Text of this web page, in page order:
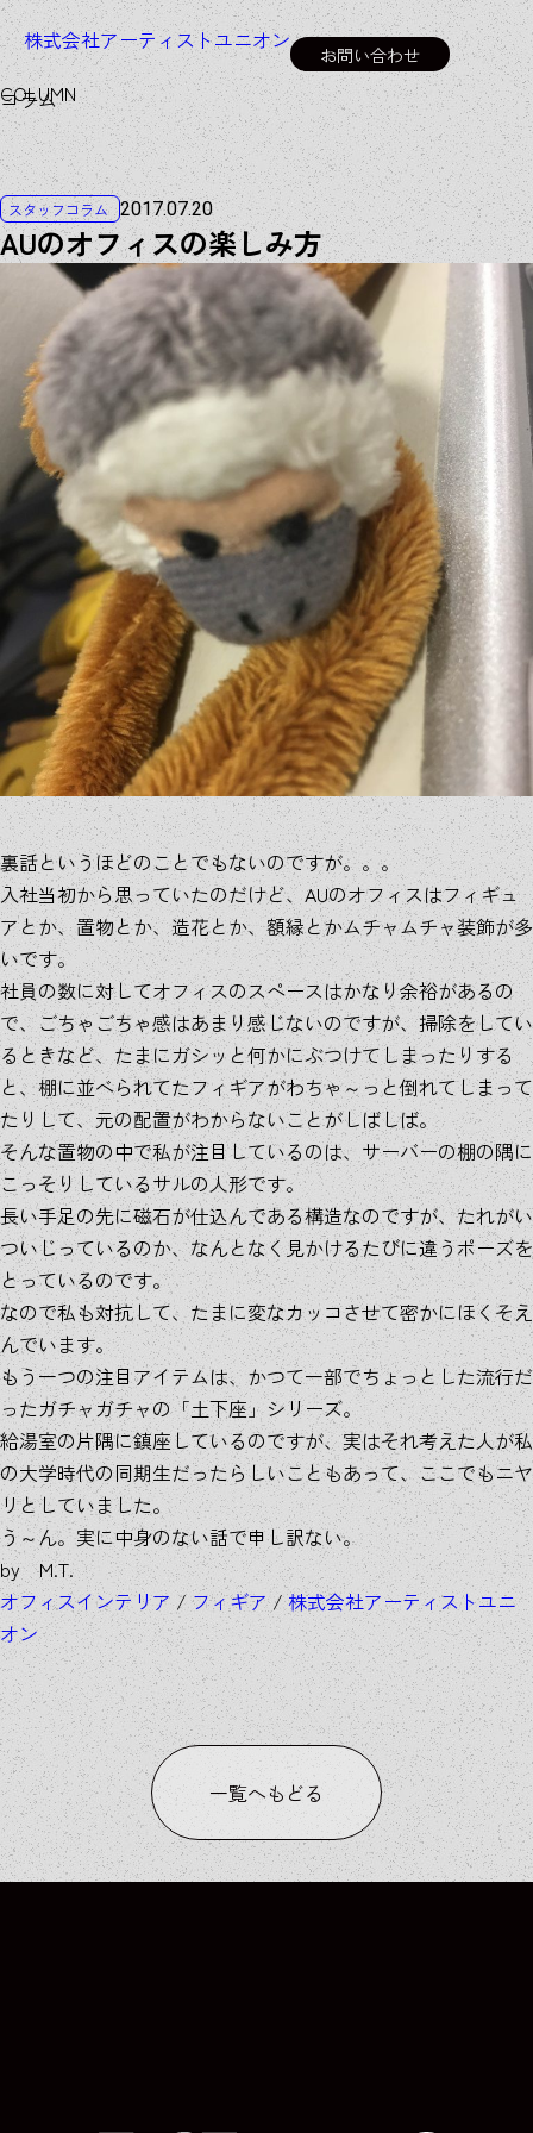
株式会社アーティストユニオン
お問い合わせ
コラム
COLUMN
スタッフコラム 2017.07.20
AUのオフィスの楽しみ方
裏話というほどのことでもないのですが。。。
入社当初から思っていたのだけど、AUのオフィスはフィギュ
アとか、置物とか、造花とか、額縁とかムチャムチャ装飾が多
いです。
社員の数に対してオフィスのスペースはかなり余裕があるの
で、ごちゃごちゃ感はあまり感じないのですが、掃除をしてい
るときなど、たまにガシッと何かにぶつけてしまったりする
と、棚に並べられてたフィギアがわちゃ～っと倒れてしまって
たりして、元の配置がわからないことがしばしば。
そんな置物の中で私が注目しているのは、サーバーの棚の隅に
こっそりしているサルの人形です。
長い手足の先に磁石が仕込んである構造なのですが、たれがい
ついじっているのか、なんとなく見かけるたびに違うポーズを
とっているのです。
なので私も対抗して、たまに変なカッコさせて密かにほくそえ
んでいます。
もう一つの注目アイテムは、かつて一部でちょっとした流行だ
ったガチャガチャの「土下座」シリーズ。
給湯室の片隅に鎮座しているのですが、実はそれ考えた人が私
の大学時代の同期生だったらしいこともあって、ここでもニヤ
リとしていました。
う～ん。実に中身のない話で申し訳ない。
by M.T.
オフィスインテリア/フィギア/株式会社アーティストユニ
オン
一覧へもどる